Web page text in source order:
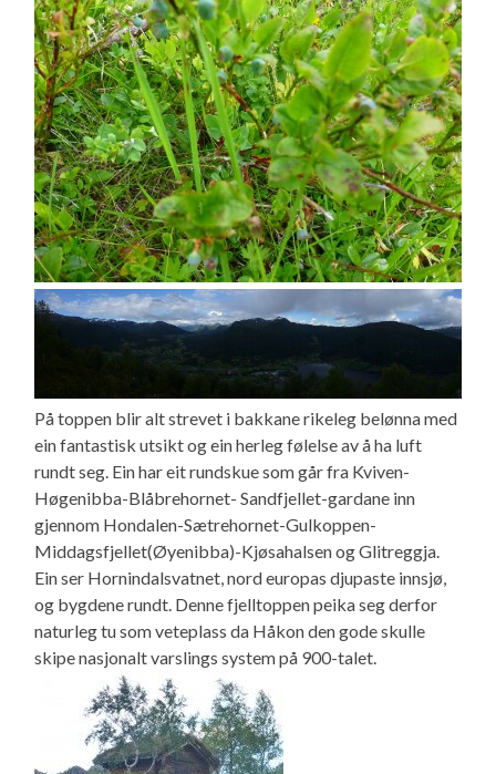
På toppen blir alt strevet i bakkane rikeleg belønna med
ein fantastisk utsikt og ein herleg følelse av å ha luft
rundt seg. Ein har eit rundskue som går fra Kviven-
Høgenibba-Blåbrehornet- Sandfjellet-gardane inn
gjennom Hondalen-Sætrehornet-Gulkoppen-
Middagsfjellet(Øyenibba)-Kjøsahalsen og Glitreggja.
Ein ser Hornindalsvatnet, nord europas djupaste innsjø,
og bygdene rundt. Denne fjelltoppen peika seg derfor
naturleg tu som veteplass da Håkon den gode skulle
skipe nasjonalt varslings system på 900-talet.